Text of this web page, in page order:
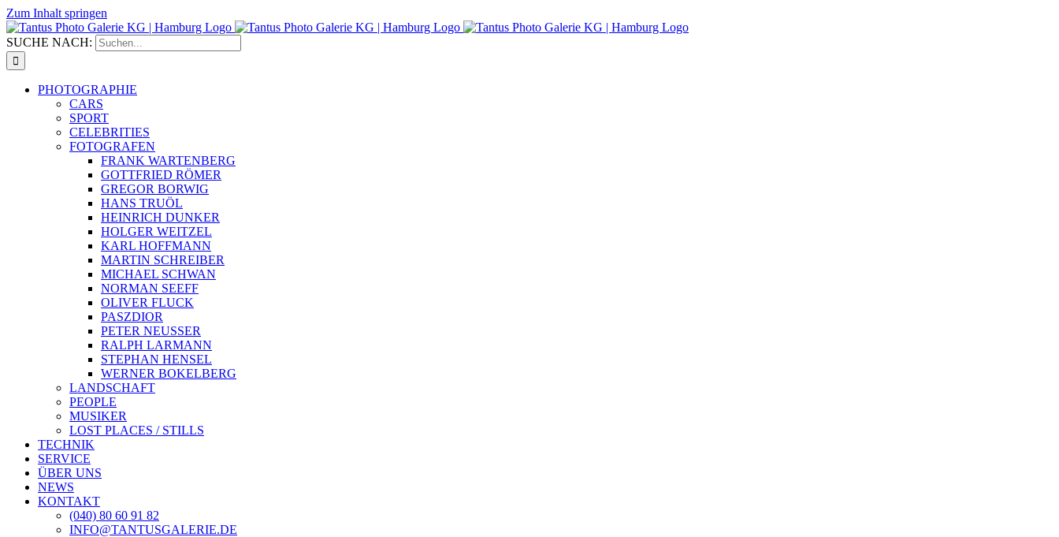
Zum Inhalt springen
SUCHE NACH:
PHOTOGRAPHIE
CARS
SPORT
CELEBRITIES
FOTOGRAFEN
FRANK WARTENBERG
GOTTFRIED RÖMER
GREGOR BORWIG
HANS TRUÖL
HEINRICH DUNKER
HOLGER WEITZEL
KARL HOFFMANN
MARTIN SCHREIBER
MICHAEL SCHWAN
NORMAN SEEFF
OLIVER FLUCK
PASZDIOR
PETER NEUSSER
RALPH LARMANN
STEPHAN HENSEL
WERNER BOKELBERG
LANDSCHAFT
PEOPLE
MUSIKER
LOST PLACES / STILLS
TECHNIK
SERVICE
ÜBER UNS
NEWS
KONTAKT
(040) 80 60 91 82
INFO@TANTUSGALERIE.DE